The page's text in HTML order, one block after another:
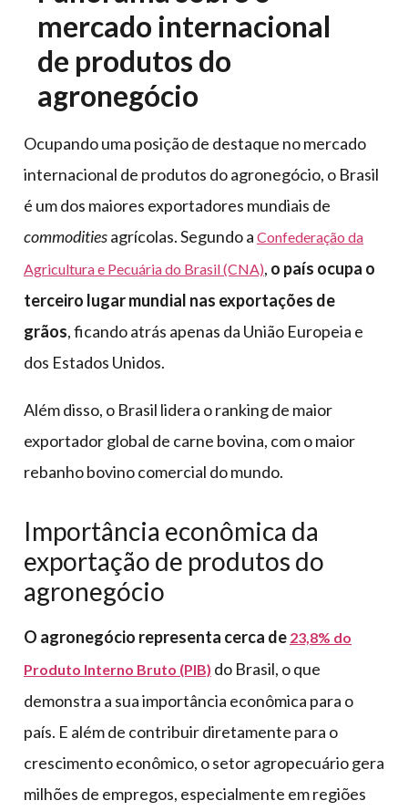
mercado internacional
de produtos do
agronegócio
Ocupando uma posição de destaque no mercado
internacional de produtos do agronegócio, o Brasil
é um dos maiores exportadores mundiais de
commoditiesagrícolas. Segundo a Confederação da
Agricultura e Pecuária do Brasil (CNA), o país ocupa o
terceiro lugar mundial nas exportações de
grãos, ficando atrás apenas da União Europeia e
dos Estados Unidos.
Além disso, o Brasil lidera o ranking de maior
exportador global de carne bovina, com o maior
rebanho bovino comercial do mundo.
Importância econômica da
exportação de produtos do
agronegócio
O agronegócio representa cerca de 23,8% do
Produto Interno Bruto (PIB) do Brasil, o que
demonstra a sua importância econômica para o
país. E além de contribuir diretamente para o
crescimento econômico, o setor agropecuário gera
milhões de empregos, especialmente em regiões